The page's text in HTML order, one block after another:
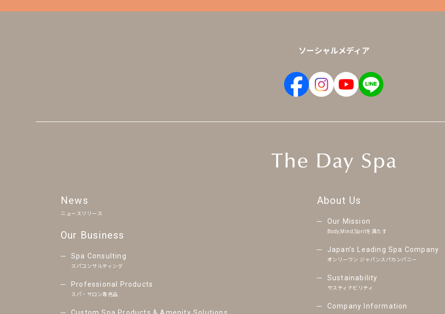
ソーシャルメディア
News
ニュースリリース
Our Business
Spa Consulting
スパコンサルティング
Professional Products
スパ・サロン専売品
Custom Spa Products & Amenity Solutions
About Us
Our Mission
Body,Mind,Spritを満たす
Japan’s Leading Spa Company
オンリーワン ジャパンスパカンパニー
Sustainability
サスティナビリティ
Company Information